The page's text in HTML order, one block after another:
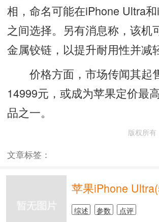
相，命名可能在iPhone Ultra
之间选择。另有消息称，该机
金属铰链，以提升耐用性并减
价格方面，市场传闻其起
14999元，或成为苹果定价最
品之一。
版权所有
文章标签：
苹果iPhone
综述 参数
点评